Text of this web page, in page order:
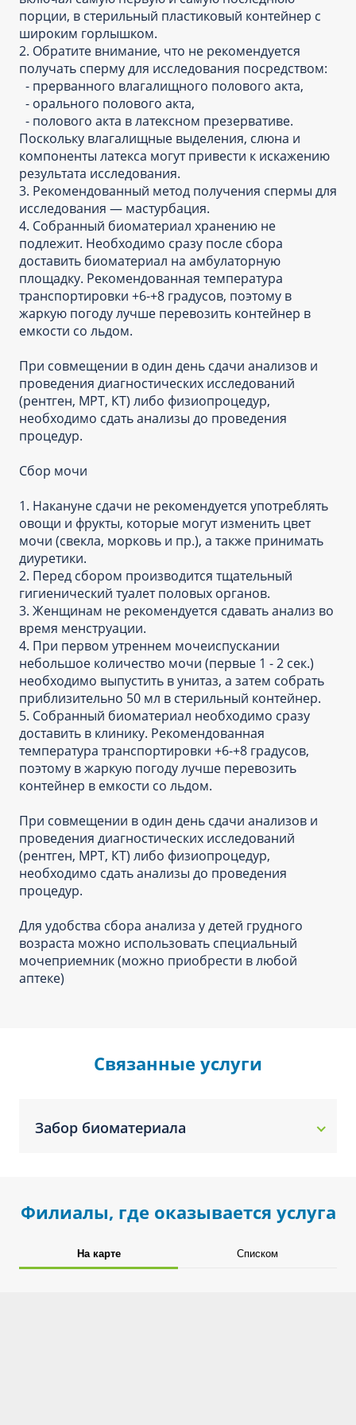
порции, в стерильный пластиковый контейнер с
широким горлышком.
2. Обратите внимание, что не рекомендуется
получать сперму для исследования посредством:
- прерванного влагалищного полового акта,
- орального полового акта,
- полового акта в латексном презервативе.
Поскольку влагалищные выделения, слюна и
компоненты латекса могут привести к искажению
результата исследования.
3. Рекомендованный метод получения спермы для
исследования — мастурбация.
4. Собранный биоматериал хранению не
подлежит. Необходимо сразу после сбора
доставить биоматериал на амбулаторную
площадку. Рекомендованная температура
транспортировки +6-+8 градусов, поэтому в
жаркую погоду лучше перевозить контейнер в
емкости со льдом.
При совмещении в один день сдачи анализов и
проведения диагностических исследований
(рентген, МРТ, КТ) либо физиопроцедур,
необходимо сдать анализы до проведения
процедур.
Сбор мочи
1. Накануне сдачи не рекомендуется употреблять
овощи и фрукты, которые могут изменить цвет
мочи (свекла, морковь и пр.), а также принимать
диуретики.
2. Перед сбором производится тщательный
гигиенический туалет половых органов.
3. Женщинам не рекомендуется сдавать анализ во
время менструации.
4. При первом утреннем мочеиспускании
небольшое количество мочи (первые 1 - 2 сек.)
необходимо выпустить в унитаз, а затем собрать
приблизительно 50 мл в стерильный контейнер.
5. Собранный биоматериал необходимо сразу
доставить в клинику. Рекомендованная
температура транспортировки +6-+8 градусов,
поэтому в жаркую погоду лучше перевозить
контейнер в емкости со льдом.
При совмещении в один день сдачи анализов и
проведения диагностических исследований
(рентген, МРТ, КТ) либо физиопроцедур,
необходимо сдать анализы до проведения
процедур.
Для удобства сбора анализа у детей грудного
возраста можно использовать специальный
мочеприемник (можно приобрести в любой
аптеке)
Связанные услуги
Забор биоматериала
Филиалы, где оказывается услуга
На карте Списком